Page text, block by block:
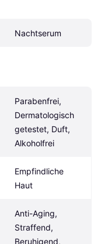
Nachtserum
Parabenfrei,
Dermatologisch
getestet, Duft,
Alkoholfrei
Empfindliche
Haut
Anti-Aging,
Straffend,
Beruhigend,